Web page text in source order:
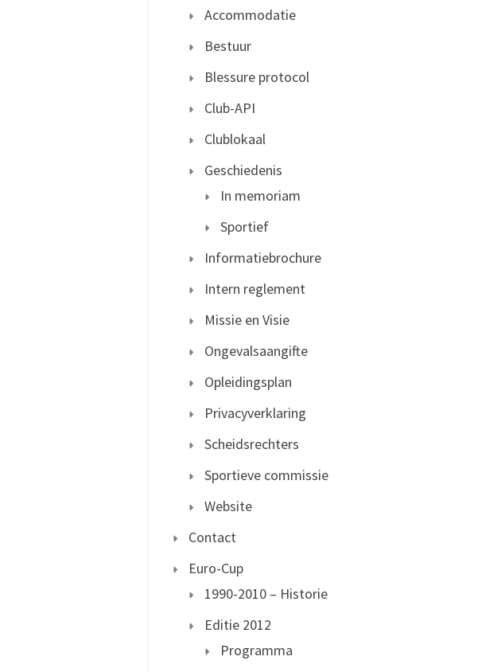
Accommodatie
Bestuur
Blessure protocol
Club-API
Clublokaal
Geschiedenis
In memoriam
Sportief
Informatiebrochure
Intern reglement
Missie en Visie
Ongevalsaangifte
Opleidingsplan
Privacyverklaring
Scheidsrechters
Sportieve commissie
Website
Contact
Euro-Cup
1990-2010 – Historie
Editie 2012
Programma